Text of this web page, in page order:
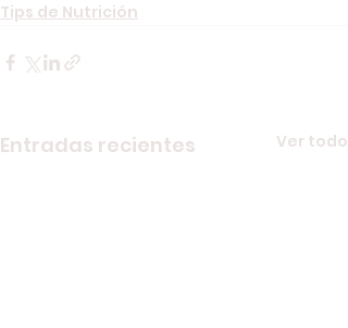
Tips de Nutrición
Entradas recientes Ver todo